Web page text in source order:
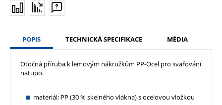
POPIS TECHNICKÁ SPECIFIKACE MÉDIA
Otočná příruba k lemovým nákružkům PP-Ocel pro svařování
natupo.
materiál: PP (30 % skelného vlákna) s ocelovou vložkou